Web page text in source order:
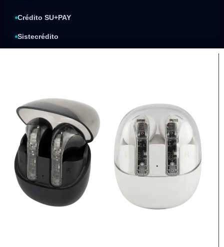
Crédito SU+PAY
Sistecrédito
Condiciones de garantía
Compra segura
Procesos de pago
protegidos
Factura electrónica
Respaldo de cada compra
Envíos nacionales
Atención